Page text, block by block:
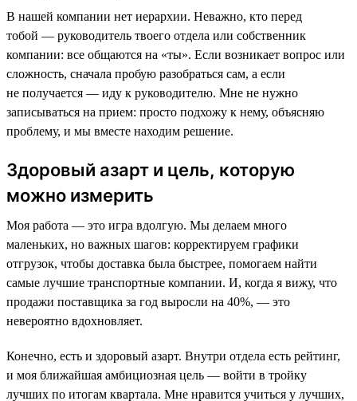
В нашей компании нет иерархии. Неважно, кто перед
тобой — руководитель твоего отдела или собственник
компании: все общаются на «ты». Если возникает вопрос или
сложность, сначала пробую разобраться сам, а если
не получается — иду к руководителю. Мне не нужно
записываться на прием: просто подхожу к нему, объясняю
проблему, и мы вместе находим решение.
Здоровый азарт и цель, которую
можно измерить
Моя работа — это игра вдолгую. Мы делаем много
маленьких, но важных шагов: корректируем графики
отгрузок, чтобы доставка была быстрее, помогаем найти
самые лучшие транспортные компании. И, когда я вижу, что
продажи поставщика за год выросли на 40%, — это
невероятно вдохновляет.
Конечно, есть и здоровый азарт. Внутри отдела есть рейтинг,
и моя ближайшая амбициозная цель — войти в тройку
лучших по итогам квартала. Мне нравится учиться у лучших,